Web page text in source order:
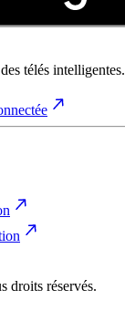
télés intelligentes.
droits réservés.